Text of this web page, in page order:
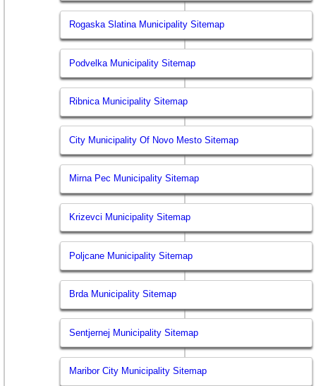
Rogaska Slatina Municipality Sitemap
Podvelka Municipality Sitemap
Ribnica Municipality Sitemap
City Municipality Of Novo Mesto Sitemap
Mirna Pec Municipality Sitemap
Krizevci Municipality Sitemap
Poljcane Municipality Sitemap
Brda Municipality Sitemap
Sentjernej Municipality Sitemap
Maribor City Municipality Sitemap